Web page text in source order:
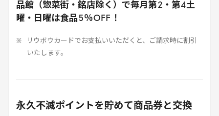
品館（惣菜街・銘店除く）で毎月第2 ・第4土
曜・日曜は食品 5％OFF ！
リウボウカードでお支払いいただくと、ご請求時に割引
いたします。
永久不滅ポイントを貯めて商品券と交換